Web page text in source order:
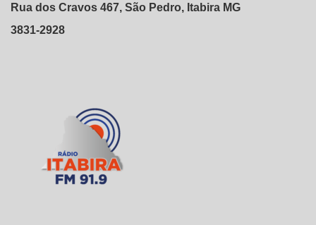
Rua dos Cravos 467, São Pedro, Itabira MG
3831-2928